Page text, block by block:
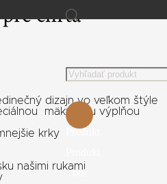
Products
search
Produkt
bol
chrta
dizajn vo veľkom štýle
mäkučkou výplňou
krky
našimi rukami